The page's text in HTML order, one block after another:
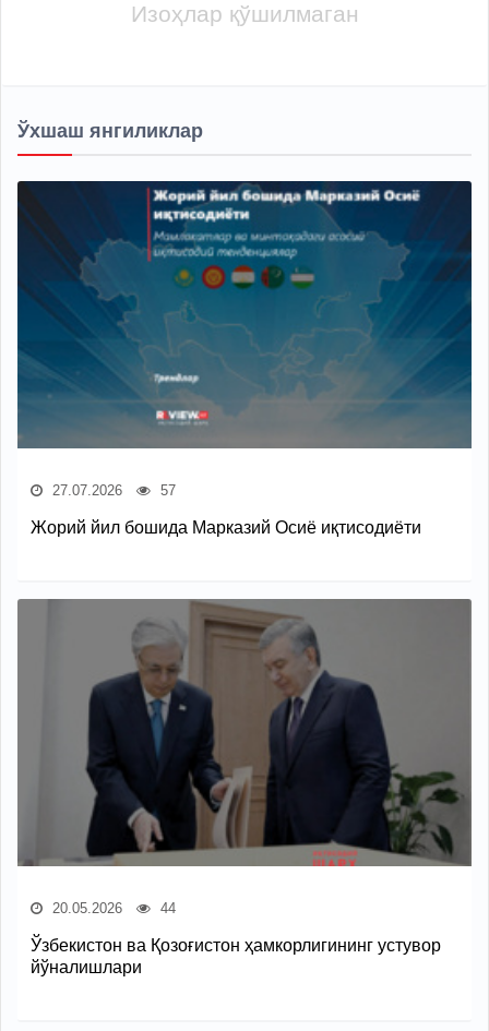
Изоҳлар қўшилмаган
Ўхшаш янгиликлар
27.07.2026 57
Жорий йил бошида Марказий Осиё иқтисодиёти
20.05.2026 44
Ўзбекистон ва Қозоғистон ҳамкорлигининг устувор
йўналишлари